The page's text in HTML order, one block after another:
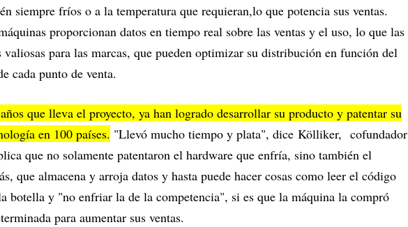
siempre fríos o a la temperatura que requieran,lo que potencia sus ventas.
proporcionan datos en tiempo real sobre las ventas y el uso, lo que las
valiosas para las marcas, que pueden optimizar su distribución en función del
cada punto de venta.
que lleva el proyecto, ya han logrado desarrollar su producto y patentar su
en 100 países. "Llevó mucho tiempo y plata", dice Kölliker, cofundador
que no solamente patentaron el hardware que enfría, sino también el
que almacena y arroja datos y hasta puede hacer cosas como leer el código
botella y "no enfriar la de la competencia", si es que la máquina la compró
para aumentar sus ventas.